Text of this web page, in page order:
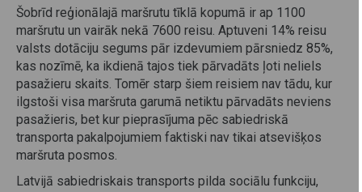
Šobrīd reģionālajā maršrutu tīklā kopumā ir ap 1100
maršrutu un vairāk nekā 7600 reisu. Aptuveni 14% reisu
valsts dotāciju segums pār izdevumiem pārsniedz 85%,
kas nozīmē, ka ikdienā tajos tiek pārvadāts ļoti neliels
pasažieru skaits. Tomēr starp šiem reisiem nav tādu, kur
ilgstoši visa maršruta garumā netiktu pārvadāts neviens
pasažieris, bet kur pieprasījuma pēc sabiedriskā
transporta pakalpojumiem faktiski nav tikai atsevišķos
maršruta posmos.
Latvijā sabiedriskais transports pilda sociālu funkciju,